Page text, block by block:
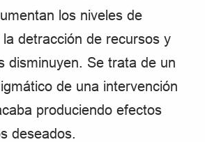
los niveles de
detracción de recursos y
disminuyen. Se trata de un
de una intervención
produciendo efectos
deseados.